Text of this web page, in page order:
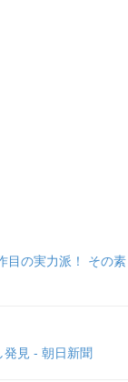
目の実力派！ その素
発見 - 朝日新聞